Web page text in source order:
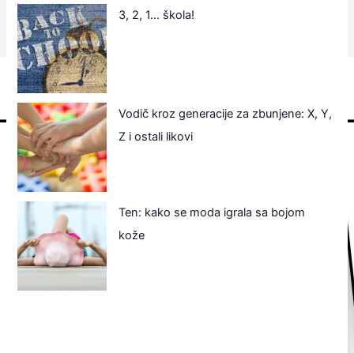
3, 2, 1… škola!
Vodič kroz generacije za zbunjene: X, Y,
Z i ostali likovi
Ten: kako se moda igrala sa bojom
kože